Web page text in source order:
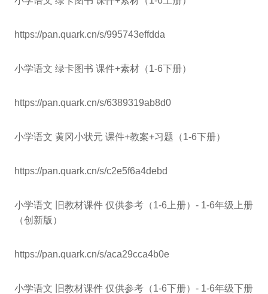
https://pan.quark.cn/s/995743effdda
小学语文 绿卡图书 课件+素材（1-6下册）
https://pan.quark.cn/s/6389319ab8d0
小学语文 黄冈小状元 课件+教案+习题（1-6下册）
https://pan.quark.cn/s/c2e5f6a4debd
小学语文 旧教材课件 仅供参考（1-6上册）- 1-6年级上册
（创新版）
https://pan.quark.cn/s/aca29cca4b0e
小学语文 旧教材课件 仅供参考（1-6下册）- 1-6年级下册